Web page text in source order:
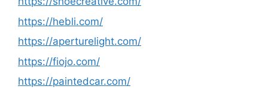
https://hebli.com/
https://aperturelight.com/
https://fiojo.com/
https://paintedcar.com/